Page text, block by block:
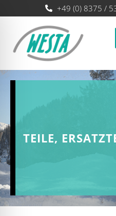
+49 (0) 8375 /
TEILE,